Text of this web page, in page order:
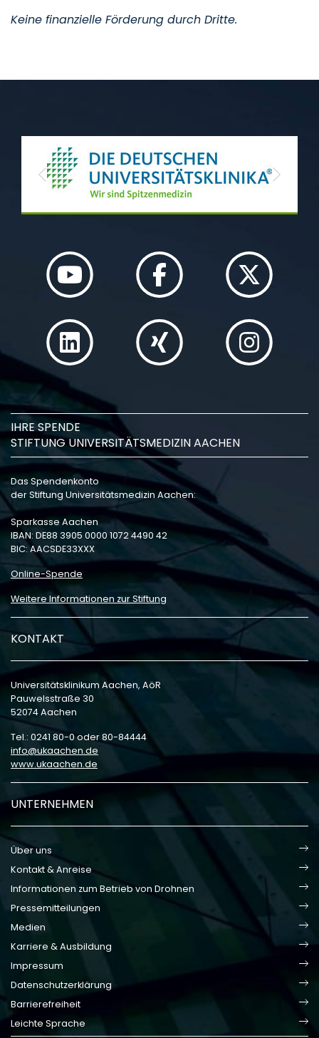
Keine finanzielle Förderung durch Dritte.
Previous Next
IHRE SPENDE
STIFTUNG UNIVERSITÄTSMEDIZIN AACHEN
Das Spendenkonto
der Stiftung Universitätsmedizin Aachen:
Sparkasse Aachen
IBAN: DE88 3905 0000 1072 4490 42
BIC: AACSDE33XXX
Online-Spende
Weitere Informationen zur Stiftung
KONTAKT
Universitätsklinikum Aachen, AöR
Pauwelsstraße 30
52074 Aachen
Tel.: 0241 80-0 oder 80-84444
info
ukaachen de
www.ukaachen.de
UNTERNEHMEN
Über uns
Kontakt & Anreise
Informationen zum Betrieb von Drohnen
Pressemitteilungen
Medien
Karriere & Ausbildung
Impressum
Datenschutzerklärung
Barrierefreiheit
Leichte Sprache